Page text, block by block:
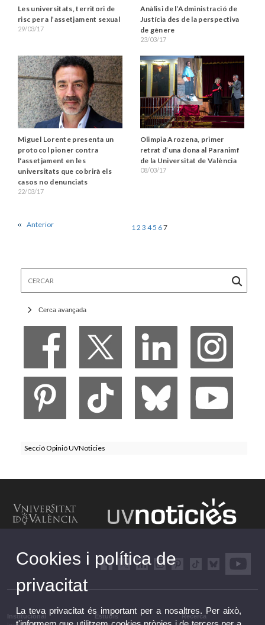
Les universitats, territori de
risc per a l’assetjament sexual
29/03/17
Anàlisi de l’Administració de
Justícia des de la perspectiva
de gènere
23/03/17
Miguel Lorente presenta un
protocol pioner contra
l'assetjament en les
universitats que cobrirà els
casos no denunciats
22/03/17
Olimpia Arozena, primer
retrat d’una dona al Paranimf
de la Universitat de València
08/03/17
Anterior 12 3 45 67
Cerca avançada
Secció Opinió UVNoticies
Institucional Estudis Recerca
Cookies i política de
privacitat
La teva privacitat és important per a nosaltres. Per això,